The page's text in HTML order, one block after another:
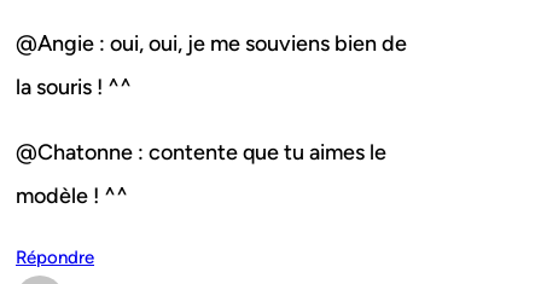
@Angie : oui, oui, je me souviens bien de
la souris ! ^^
@Chatonne : contente que tu aimes le
modèle ! ^^
Répondre